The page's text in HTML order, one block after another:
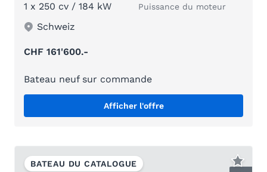
1 x 250 cv / 184 kW Puissance du moteur
Schweiz
CHF 161'600.-
Bateau neuf sur commande
Afficher l'offre
BATEAU DU CATALOGUE